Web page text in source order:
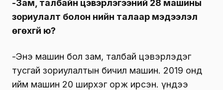
-Зам, талбайн цэвэрлэгээний 28 машины
зориулалт болон үнийн талаар мэдээлэл
өгөхгүй юү?
-Энэ машин бол зам, талбай цэвэрлэдэг
тусгай зориулалтын бичил машин. 2019 онд
ийм машин 20 ширхэг орж ирсэн. Үүндээ